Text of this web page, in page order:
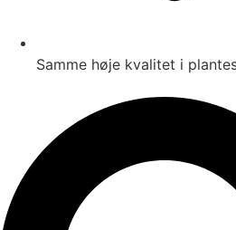
Samme høje kvalitet i